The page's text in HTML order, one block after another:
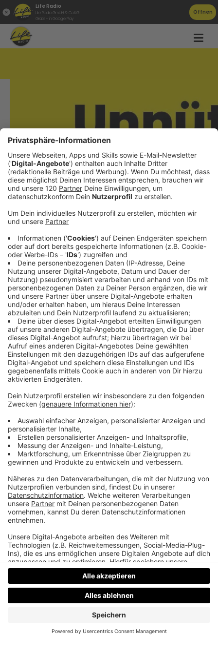
Life Radio
Life Radio GmbH & Co.KG
Gratis - in Google Play
Öffnen
Disco-Sterben mit gutem Weinen
Her mit euren Lieblingsdiscos der 90er – dazu: der
zahnlose Robbie Williams, eine 80er-Ikone im 90s-
Style und der 90er-Film, den Will Smith hasst.
DatenschutzImpressumAGBsJobsKontakt